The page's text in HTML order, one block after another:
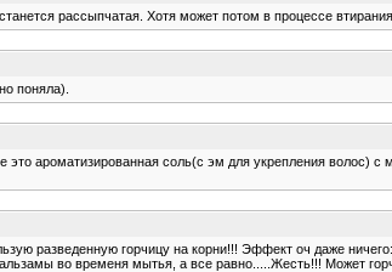
рассыпчатая. Хотя может потом в процессе
поняла).
ароматизированная соль(с эм для укрепления волос)
разведенную горчицу на корни!!! Эффект оч даже
во временя мытья, а все равно.....Жесть!!! Может